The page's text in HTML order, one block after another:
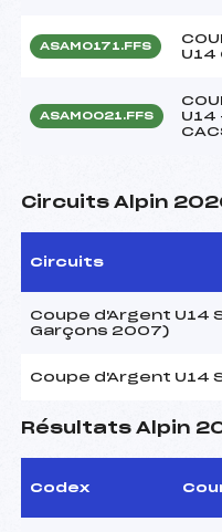
ASAM0171.FFS
U14
ASAM0021.FFS
U14
Circuits Alpin
Circuits
Coupe d'Argent U14
Garçons 2007)
Coupe d'Argent U14
Résultats Alpin
Codex